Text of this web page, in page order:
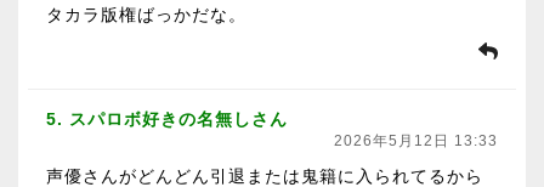
タカラ版権ばっかだな。
5. スパロボ好きの名無しさん
2026年5月12日 13:33
声優さんがどんどん引退または鬼籍に入られてるから